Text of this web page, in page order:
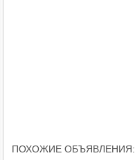
ПОХОЖИЕ ОБЪЯВЛЕНИЯ: